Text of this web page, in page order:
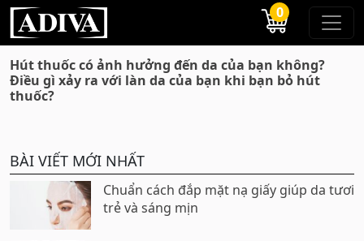
0
Hút thuốc có ảnh hưởng đến da của bạn không?
Điều gì xảy ra với làn da của bạn khi bạn bỏ hút
thuốc?
BÀI VIẾT MỚI NHẤT
Chuẩn cách đắp mặt nạ giấy giúp da tươi
trẻ và sáng mịn